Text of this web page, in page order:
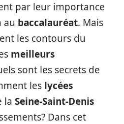
par leur importance
au baccalauréat. Mais
les contours du
meilleurs
sont les secrets de
les lycées
la Seine-Saint-Denis
Dans cet